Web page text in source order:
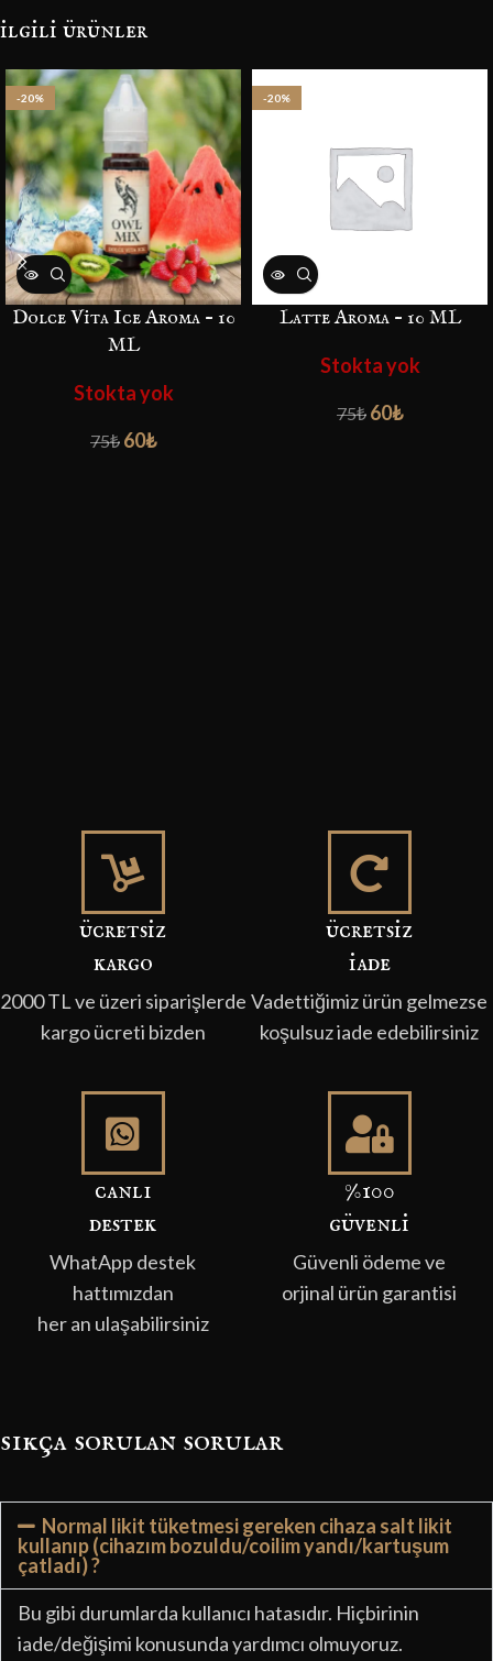
i̇lgili ürünler
-20%
Dolce Vita Ice Aroma – 10
ML
Stokta yok
75₺ 60₺
-20%
Latte Aroma – 10 ML
Stokta yok
75₺ 60₺
ücretsi̇z
kargo
2000 TL ve üzeri siparişlerde
kargo ücreti bizden
ücretsi̇z
i̇ade
Vadettiğimiz ürün gelmezse
koşulsuz iade edebilirsiniz
canli
destek
WhatApp destek
hattımızdan
her an ulaşabilirsiniz
%100
güvenli̇
Güvenli ödeme ve
orjinal ürün garantisi
sıkça sorulan sorular
Normal likit tüketmesi gereken cihaza salt likit
kullanıp (cihazım bozuldu/coilim yandı/kartuşum
çatladı) ?
Bu gibi durumlarda kullanıcı hatasıdır. Hiçbirinin
iade/değişimi konusunda yardımcı olmuyoruz.